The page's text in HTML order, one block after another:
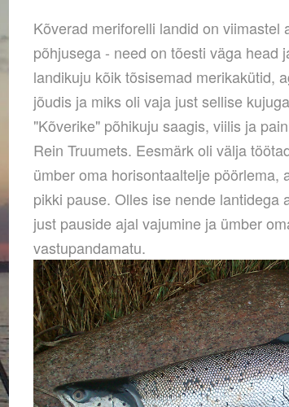
Kõverad meriforelli landid on
põhjusega - need on tõesti väga head
landikuju kõik tõsisemad merikakütid,
jõudis ja miks oli vaja just sellise
"Kõverike" põhikuju saagis, viilis ja
Rein Truumets. Eesmärk oli välja
ümber oma horisontaaltelje
pikki pause. Olles ise nende
just pauside ajal vajumine ja ümber
vastupandamatu.